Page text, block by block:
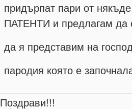
придърпат пари от
ПАТЕНТИ и предлагам да
да я представим на
пародия която е
Поздрави!!!